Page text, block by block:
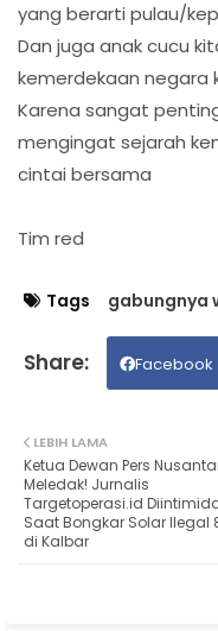
yang berarti pulau/
Dan juga anak cucu
kemerdekaan negara
Karena sangat
mengingat sejarah
cintai bersama
Tim red
Tags gabungnya
Facebook
LEBIH LAMA
Ketua Dewan Pers
Meledak! Jurnalis
Targetoperasi.id
Saat Bongkar Solar Ilegal
di Kalbar